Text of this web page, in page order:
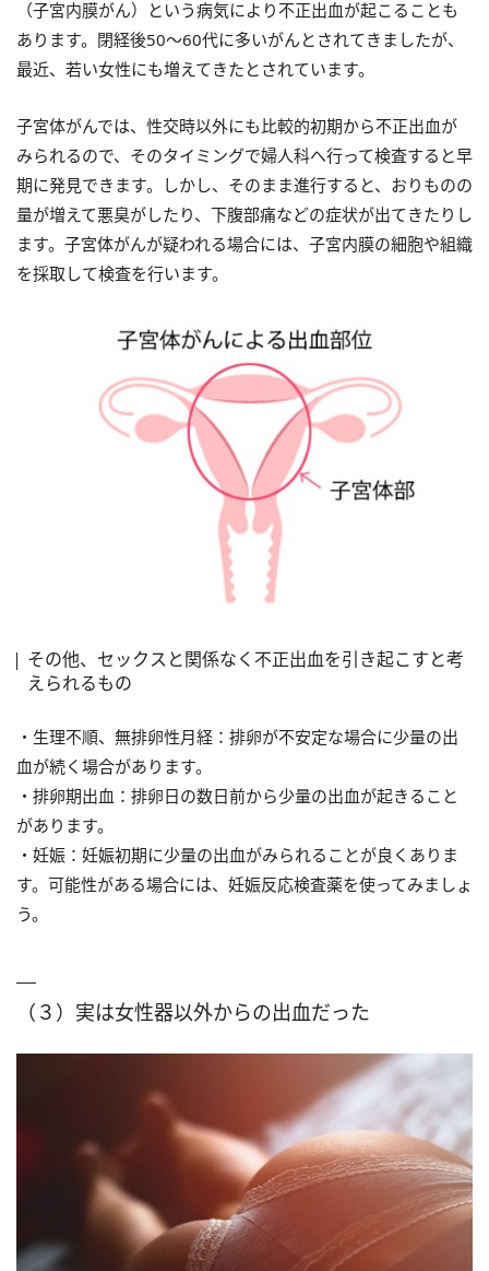
（子宮内膜がん）という病気により不正出血が起こることも
あります。閉経後50～60代に多いがんとされてきましたが、
最近、若い女性にも増えてきたとされています。
子宮体がんでは、性交時以外にも比較的初期から不正出血が
みられるので、そのタイミングで婦人科へ行って検査すると早
期に発見できます。しかし、そのまま進行すると、おりものの
量が増えて悪臭がしたり、下腹部痛などの症状が出てきたりし
ます。子宮体がんが疑われる場合には、子宮内膜の細胞や組織
を採取して検査を行います。
その他、セックスと関係なく不正出血を引き起こすと考
えられるもの
・生理不順、無排卵性月経：排卵が不安定な場合に少量の出
血が続く場合があります。
・排卵期出血：排卵日の数日前から少量の出血が起きること
があります。
・妊娠：妊娠初期に少量の出血がみられることが良くありま
す。可能性がある場合には、妊娠反応検査薬を使ってみましょ
う。
（３）実は女性器以外からの出血だった